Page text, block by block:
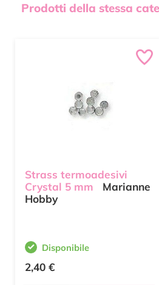
Prodotti della stessa
Strass termoadesivi
Crystal 5 mm
Marianne
Hobby
Disponibile
2,40 €